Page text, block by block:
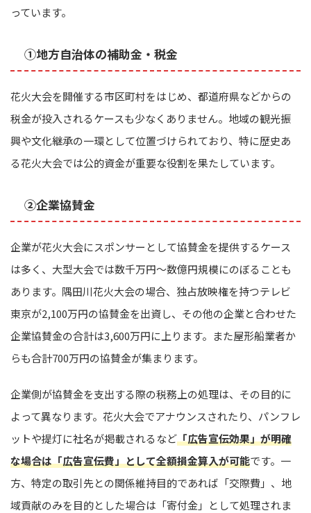
っています。
①地方自治体の補助金・税金
花火大会を開催する市区町村をはじめ、都道府県などからの
税金が投入されるケースも少なくありません。地域の観光振
興や文化継承の一環として位置づけられており、特に歴史あ
る花火大会では公的資金が重要な役割を果たしています。
②企業協賛金
企業が花火大会にスポンサーとして協賛金を提供するケース
は多く、大型大会では数千万円〜数億円規模にのぼることも
あります。隅田川花火大会の場合、独占放映権を持つテレビ
東京が2,100万円の協賛金を出資し、その他の企業と合わせた
企業協賛金の合計は3,600万円に上ります。また屋形船業者か
らも合計700万円の協賛金が集まります。
企業側が協賛金を支出する際の税務上の処理は、その目的に
よって異なります。花火大会でアナウンスされたり、パンフレ
ットや提灯に社名が掲載されるなど「広告宣伝効果」が明確
な場合は「広告宣伝費」として全額損金算入が可能です。一
方、特定の取引先との関係維持目的であれば「交際費」、地
域貢献のみを目的とした場合は「寄付金」として処理されま